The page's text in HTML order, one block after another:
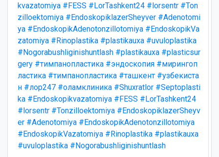
kvazatomiya #FESS #LorTashkent24 #lorsentr #Ton
zilloektomiya #EndoskopiklazerSheyver #Adenotomi
ya #EndoskopikAdenotonzillotomiya #EndoskopikVa
zatomiya #Rinoplastika #plastikauxa #uvuloplastika
#Nogorabushliginishuntlash #plastikauxa #plasticsur
gery #тимпанопластика #эндоскопия #мирингоп
ластика #тимпанопластика #ташкент #узбекиста
н #лор247 #оламклиника #Shuxratlor #Septoplasti
ka #Endoskopikvazatomiya #FESS #LorTashkent24
#lorsentr #Tonzilloektomiya #EndoskopiklazerSheyv
er #Adenotomiya #EndoskopikAdenotonzillotomiya
#EndoskopikVazatomiya #Rinoplastika #plastikauxa
#uvuloplastika #Nogorabushliginishuntlash